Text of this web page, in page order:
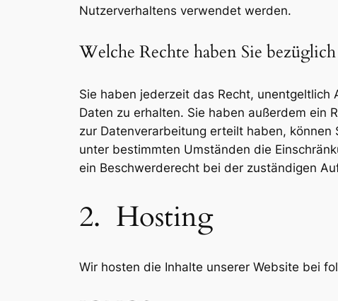
Nutzerverhaltens verwendet werden.
Welche Rechte haben Sie
Sie haben jederzeit das Recht,
Daten zu erhalten. Sie haben außerdem ein
zur Datenverarbeitung erteilt haben,
unter bestimmten Umständen die
ein Beschwerderecht bei der zuständigen
2. Hosting
Wir hosten die Inhalte unserer Website bei